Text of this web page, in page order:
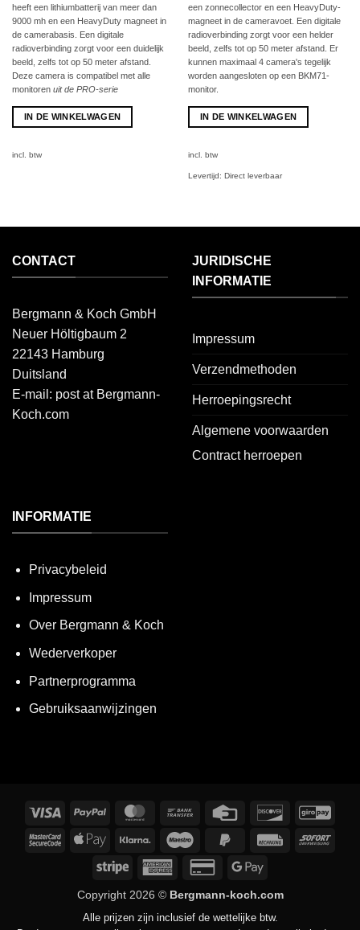
heeft een lithiumbatterij van meer dan
9000 mh en een HeavyDuty magneet in
de camerabasis. Een digitale
radioverbinding zorgt voor een duidelijk
beeld, zelfs tot op 50 meter afstand.
Deze camera is compatibel met alle
monitoren uit de PRO-serie
IN DE WINKELWAGEN
incl. btw
een zonnecollector en een HeavyDuty-
magneet in de cameravoet. Een digitale
radioverbinding zorgt voor een helder
beeld, zelfs tot op 50 meter afstand. Er
kunnen maximaal 4 camera's tegelijk
worden aangesloten op een BKM71-
monitor.
IN DE WINKELWAGEN
incl. btw
Levertijd: Direct leverbaar
CONTACT
Bergmann & Koch GmbH
Neuer Höltigbaum 2
22143 Hamburg
Duitsland
E-mail: post at Bergmann-
Koch.com
JURIDISCHE
INFORMATIE
Impressum
Verzendmethoden
Herroepingsrecht
Algemene voorwaarden
Contract herroepen
INFORMATIE
Privacybeleid
Impressum
Over Bergmann & Koch
Wederverkoper
Partnerprogramma
Gebruiksaanwijzingen
Visa PayPal MasterCardBankoverschrijving
Creditcard Discover
MasterCardApple
Klarna Maestro
PayPal
RechnungSofort
Stripe
American
Credit
2
Google
Copyright 2026 © Bergmann-koch.com
Alle prijzen zijn inclusief de wettelijke btw.